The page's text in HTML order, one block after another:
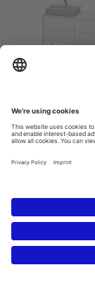
alsószekrény
XSquare
1400 x